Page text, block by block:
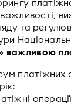
важливості,
та
важливою